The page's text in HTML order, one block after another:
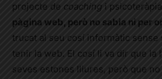
projecte de coaching i psicoteràpia
pàgina web, però no sabia ni per
trucat al seu cosí informàtic sense
tenir la web. El cosí li va dir que la
seves estones lliures, però que